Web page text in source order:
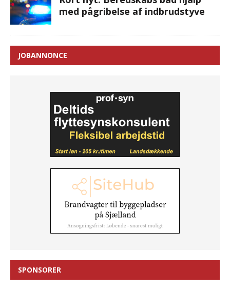
med pågribelse af indbrudstyve
JOBANNONCE
SPONSORER